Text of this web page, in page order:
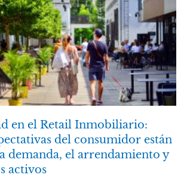
en el Retail Inmobiliario:
del consumidor están
demanda, el arrendamiento y
activos